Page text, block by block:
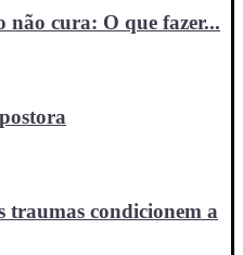
não cura: O que fazer...
traumas condicionem a